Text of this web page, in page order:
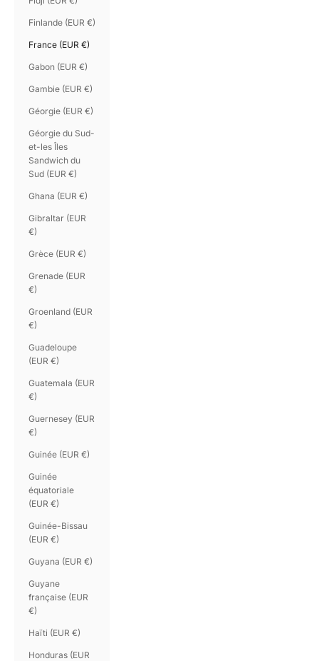
Finlande (EUR €)
France (EUR €)
Gabon (EUR €)
Gambie (EUR €)
Géorgie (EUR €)
Géorgie du Sud-
et-les Îles
Sandwich du
Sud (EUR €)
Ghana (EUR €)
Gibraltar (EUR
€)
Grèce (EUR €)
Grenade (EUR
€)
Groenland (EUR
€)
Guadeloupe
(EUR €)
Guatemala (EUR
€)
Guernesey (EUR
€)
Guinée (EUR €)
Guinée
équatoriale
(EUR €)
Guinée-Bissau
(EUR €)
Guyana (EUR €)
Guyane
française (EUR
€)
Haïti (EUR €)
Honduras (EUR